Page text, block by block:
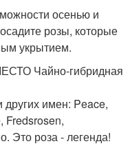
осенью и
розы, которые
укрытием.
Чайно-гибридная
имен: Peace,
Fredsrosen,
Это роза - легенда!